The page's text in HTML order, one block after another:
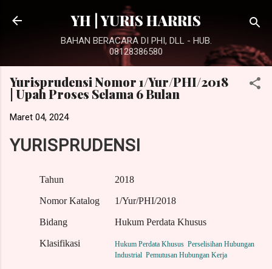
Langsung ke konten utama
YH | YURIS HARRIS
BAHAN BERACARA DI PHI, DLL - HUB.
08128386580
Yurisprudensi Nomor 1/Yur/PHI/2018
| Upah Proses Selama 6 Bulan
Maret 04, 2024
YURISPRUDENSI
Tahun 2018
Nomor Katalog 1/Yur/PHI/2018
Bidang Hukum Perdata Khusus
Klasifikasi Hukum Perdata Khusus Perselisihan Hubungan
Industrial Pemutusan Hubungan Kerja